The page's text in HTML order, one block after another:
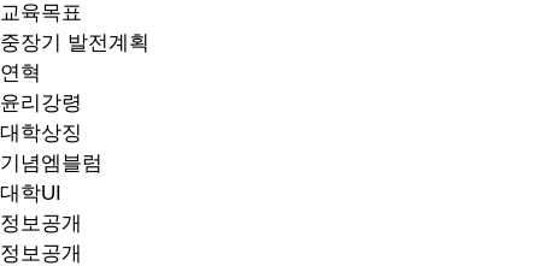
교육목표
중장기 발전계획
연혁
윤리강령
대학상징
기념엠블럼
대학UI
정보공개
정보공개